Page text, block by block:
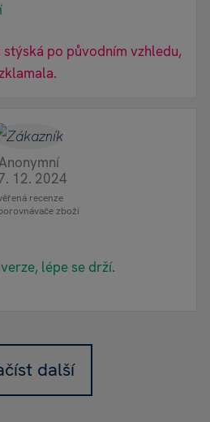
stýská po původním vzhledu,
12. 2024
recenze
zboží
lépe se drží.
další